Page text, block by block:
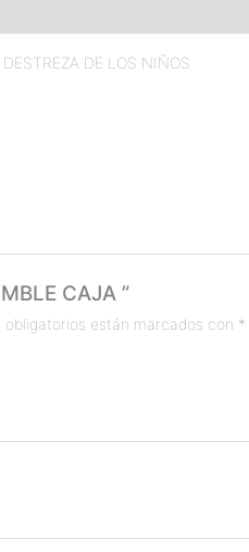
DE LOS NIÑOS
CAJA ”
obligatorios están marcados con *